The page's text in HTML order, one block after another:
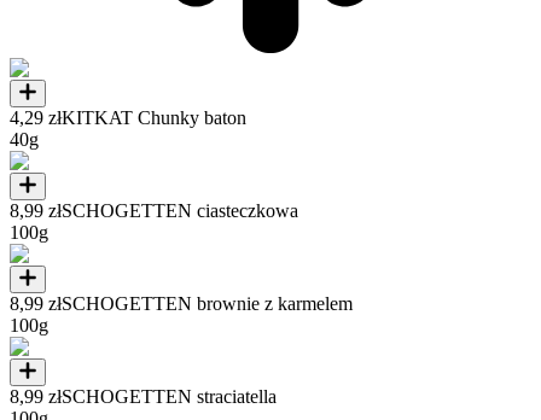
4,29 złKITKAT Chunky baton
40g
8,99 złSCHOGETTEN ciasteczkowa
100g
8,99 złSCHOGETTEN brownie z karmelem
100g
8,99 złSCHOGETTEN straciatella